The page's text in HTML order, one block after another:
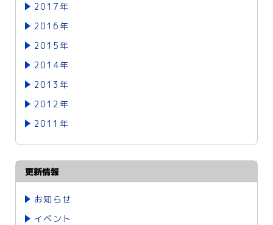
2017年
2016年
2015年
2014年
2013年
2012年
2011年
更新情報
お知らせ
イベント